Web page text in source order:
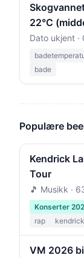
22°C
Dato ukjent ·
bade
Populære
Kendrick
Tour
🎵 Musikk ·
Konserter
rap
VM 2026